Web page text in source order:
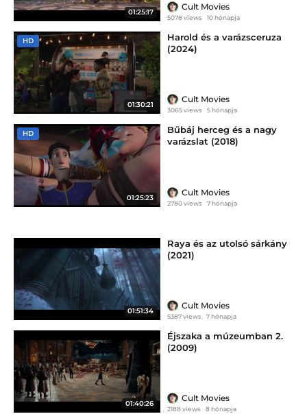
01:25:17
Cult Movies
5078 views 10 hónapja
HD
01:30:21
Harold és a varázsceruza
(2024)
Cult Movies
3065 views 5 hónapja
HD
01:25:23
Bűbáj herceg és a nagy
varázslat (2018)
Cult Movies
2780 views 7 hónapja
01:51:34
Raya és az utolsó sárkány
(2021)
Cult Movies
5387 views 7 hónapja
01:40:26
Éjszaka a múzeumban 2.
(2009)
Cult Movies
2188 views 8 hónapja